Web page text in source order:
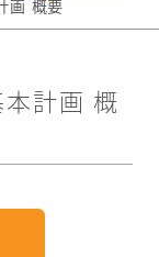
画 概要
計画 概